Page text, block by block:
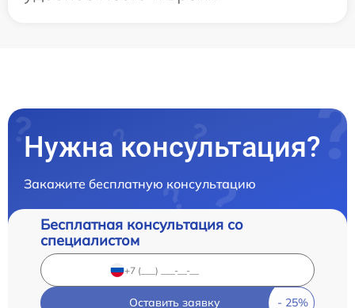
Нужна консультация?
Закажите бесплатную консультацию
Бесплатная консультация со
специалистом
Оставить заявку